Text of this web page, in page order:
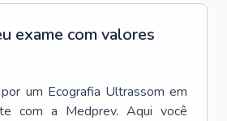
exame com valores
um Ecografia Ultrassom em
com a Medprev. Aqui você